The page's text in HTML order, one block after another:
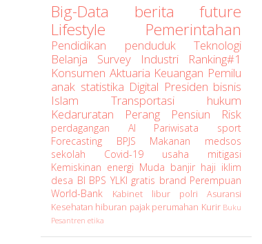
Big-Data berita future
Lifestyle Pemerintahan
Pendidikan penduduk Teknologi
Belanja Survey Industri Ranking#1
Konsumen Aktuaria Keuangan Pemilu
anak statistika Digital Presiden bisnis
Islam Transportasi hukum
Kedaruratan Perang Pensiun Risk
perdagangan AI Pariwisata sport
Forecasting BPJS Makanan medsos
sekolah Covid-19 usaha mitigasi
Kemiskinan energi Muda banjir haji iklim
desa BI BPS YLKI gratis brand Perempuan
World-Bank
Kabinet libur polri Asuransi
Kesehatan hiburan pajak perumahan Kurir Buku
Pesantren etika